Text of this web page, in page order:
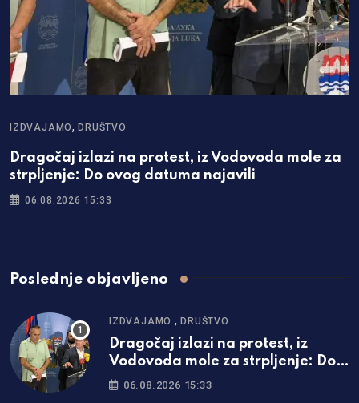
IZDVAJAMO,DRUŠTVO
Dragočaj izlazi na protest, iz Vodovoda mole za
strpljenje: Do ovog datuma najavili
06.08.2026 15:33
Poslednje objavljeno
IZDVAJAMO ,DRUŠTVO
Dragočaj izlazi na protest, iz
Vodovoda mole za strpljenje: Do
ovog datuma najavili kraj
06.08.2026 15:33